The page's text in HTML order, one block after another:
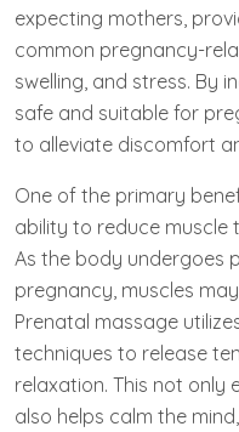
expecting mothers,
common pregnancy-
swelling, and stress. By
safe and suitable for
to alleviate discomfort
One of the primary
ability to reduce muscle
As the body undergoes
pregnancy, muscles
Prenatal massage
techniques to release
relaxation. This not only
also helps calm the